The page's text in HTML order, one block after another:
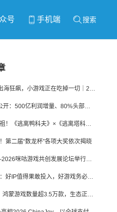
号 手机端 搜索
端游“复活”，出海狂飙，小游戏正在吃掉一切｜2026上半年产业报告
游戏AI“账本”公开：500亿利润增量、80%头部入局，谁在闷声发财？
对话搜打撤鼻祖！《逃离鸭科夫》×《逃离塔科夫》官方线下沙龙落幕
第二届“数龙杯”各项大奖依次揭晓
智竞·未来——2026咪咕游戏共创发展论坛举行：聚力精品内容、AI创作与电竞生态，共建高品质益智健康游戏社区
盛趣游戏彭程：好IP值得果敢投入，好游戏务必长效经营
2026 CDEC：鸿蒙游戏数量超3.5万款，生态正循环加速产业高质量发展